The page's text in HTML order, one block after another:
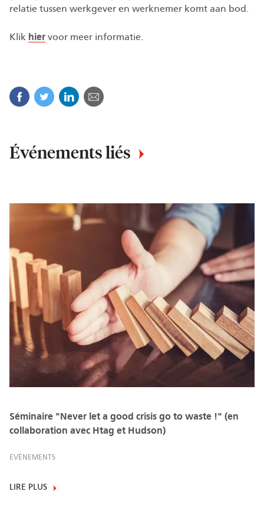
relatie tussen werkgever en werknemer komt aan bod.
Klik hier voor meer informatie.
Événements liés
Séminaire "Never let a good crisis go to waste !" (en
collaboration avec Htag et Hudson)
EVÈNEMENTS
LIRE PLUS
Facebook
TwitterLinkedinCourriel